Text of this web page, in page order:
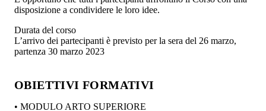
disposizione a condividere le loro idee.
Durata del corso
L’arrivo dei partecipanti è previsto per la sera del 26 marzo,
partenza 30 marzo 2023
OBIETTIVI FORMATIVI
• MODULO ARTO SUPERIORE